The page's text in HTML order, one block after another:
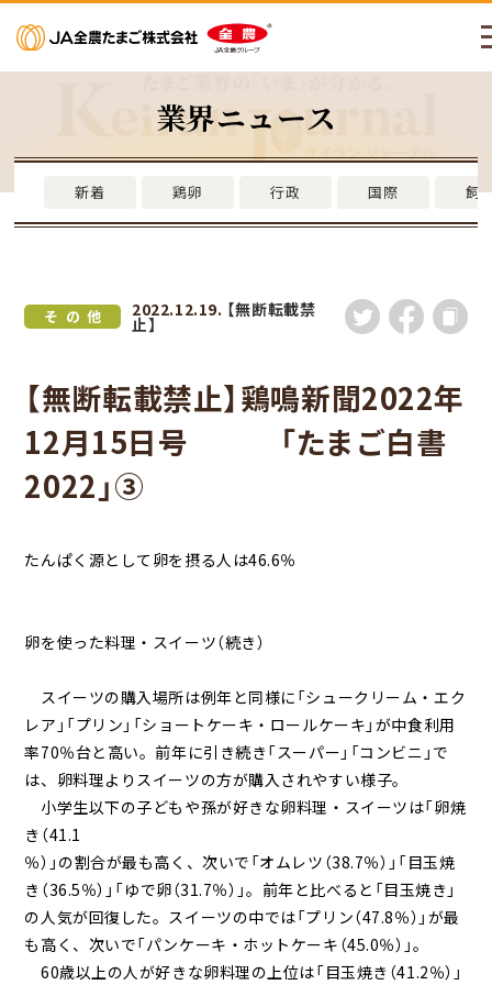
メニューを開く
業界ニュース
新着 鶏卵 行政 国際 飼
その他 2022.12.19. 【無断転載禁
止】
【無断転載禁止】鶏鳴新聞2022年
12月15日号 「たまご白書
2022」③
たんぱく源として卵を摂る人は46.6％
卵を使った料理・スイーツ（続き）
スイーツの購入場所は例年と同様に「シュークリーム・エク
レア」「プリン」「ショートケーキ・ロールケーキ」が中食利用
率70％台と高い。前年に引き続き「スーパー」「コンビニ」で
は、卵料理よりスイーツの方が購入されやすい様子。
小学生以下の子どもや孫が好きな卵料理・スイーツは「卵焼
き（41.1
％）」の割合が最も高く、次いで「オムレツ（38.7％）」「目玉焼
き（36.5％）」「ゆで卵（31.7％）」。前年と比べると「目玉焼き」
の人気が回復した。スイーツの中では「プリン（47.8％）」が最
も高く、次いで「パンケーキ・ホットケーキ（45.0％）」。
60歳以上の人が好きな卵料理の上位は「目玉焼き（41.2％）」